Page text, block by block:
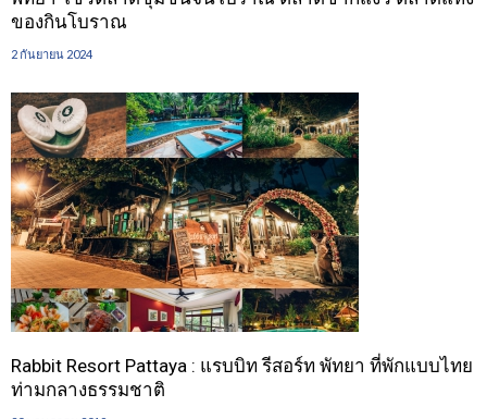
ของกินโบราณ
2 กันยายน 2024
Rabbit Resort Pattaya : แรบบิท รีสอร์ท พัทยา ที่พักแบบไทย
ท่ามกลางธรรมชาติ